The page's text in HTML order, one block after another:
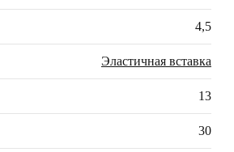
4,5
Эластичная вставка
13
30